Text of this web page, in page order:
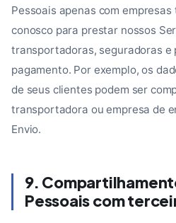
Pessoais apenas com
conosco para prestar nossos
transportadoras, seguradoras e
pagamento. Por exemplo, os
de seus clientes podem ser
transportadora ou empresa de
Envio.
9.
Pessoais com